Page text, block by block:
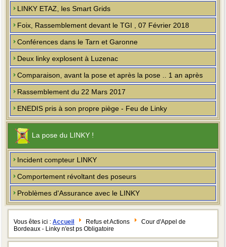
LINKY ETAZ, les Smart Grids
Foix, Rassemblement devant le TGI , 07 Février 2018
Conférences dans le Tarn et Garonne
Deux linky explosent à Luzenac
Comparaison, avant la pose et après la pose .. 1 an après
Rassemblement du 22 Mars 2017
ENEDIS pris à son propre piège - Feu de Linky
La pose du LINKY !
Incident compteur LINKY
Comportement révoltant des poseurs
Problèmes d'Assurance avec le LINKY
Vous êtes ici :Accueil Refus et Actions
Cour d'Appel de
Bordeaux - Linky n'est ps Obligatoire